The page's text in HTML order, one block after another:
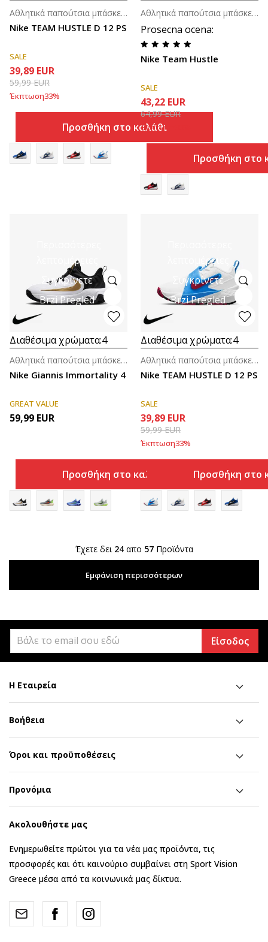
Nike TEAM HUSTLE D 12 PS
Αθλητικά παπούτσια μπάσκετ για αγόρια (4-7ε.)
SALE
39,89 EUR
59,99EUR
Έκπτωση33%
Προσθήκη στο καλάθι
Prosecna ocena:
Nike Team Hustle
Αθλητικά παπούτσια μπάσκετ για μεγάλα παιδιά (8-14ε.)
SALE
43,22 EUR
64,99EUR
Έκπτωση
Προσθήκη στο
λεπτομέρειες
Συγκρίνετε
Brzi Pregled
Διαθέσιμα χρώματα:4
Nike Giannis Immortality 4
Αθλητικά παπούτσια μπάσκετ για μεγάλα παιδιά (8-14ε.)
GREAT VALUE
59,99 EUR
Προσθήκη στο καλάθι
λεπτομέρειες
Συγκρίνετε
Brzi Pregled
Διαθέσιμα χρώματα:4
Nike TEAM HUSTLE D 12 PS
Αθλητικά παπούτσια μπάσκετ για αγόρια (4-7ε.)
SALE
39,89 EUR
59,99EUR
Έκπτωση33%
Προσθήκη στο
Έχετε δει 24απο 57Προϊόντα
Εμφάνιση περισσότερων
Είσοδος
Η Εταιρεία
Βοήθεια
Όροι και προϋποθέσεις
Προνόμια
Ακολουθήστε μας
Ενημερωθείτε πρώτοι για τα νέα μας προϊόντα, τις
προσφορές και ότι καινούριο συμβαίνει στη Sport Vision
Greece μέσα από τα κοινωνικά μας δίκτυα.